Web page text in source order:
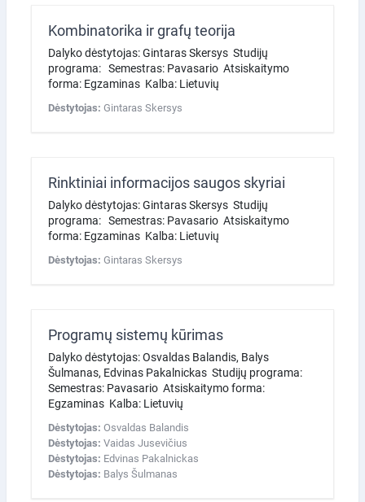
Kombinatorika ir grafų teorija
Dalyko dėstytojas: Gintaras Skersys Studijų
programa: Semestras: Pavasario Atsiskaitymo
forma: Egzaminas Kalba: Lietuvių
Dėstytojas: Gintaras Skersys
Rinktiniai informacijos saugos skyriai
Dalyko dėstytojas: Gintaras Skersys Studijų
programa: Semestras: Pavasario Atsiskaitymo
forma: Egzaminas Kalba: Lietuvių
Dėstytojas: Gintaras Skersys
Programų sistemų kūrimas
Dalyko dėstytojas: Osvaldas Balandis, Balys
Šulmanas, Edvinas Pakalnickas Studijų programa:
Semestras: Pavasario Atsiskaitymo forma:
Egzaminas Kalba: Lietuvių
Dėstytojas: Osvaldas Balandis
Dėstytojas: Vaidas Jusevičius
Dėstytojas: Edvinas Pakalnickas
Dėstytojas: Balys Šulmanas